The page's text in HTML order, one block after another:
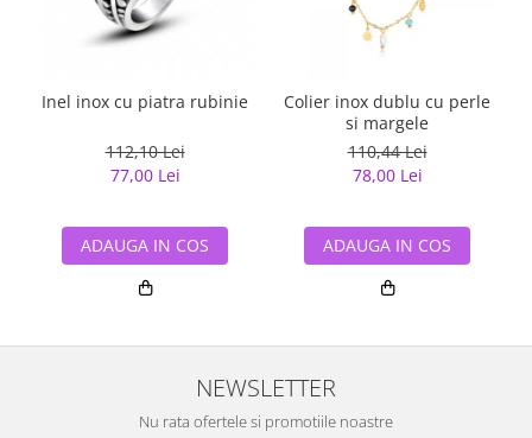
Inel inox cu piatra rubinie
112,10 Lei
77,00 Lei
ADAUGA IN COS
Colier inox dublu cu perle
si margele
110,44 Lei
78,00 Lei
ADAUGA IN COS
NEWSLETTER
Nu rata ofertele si promotiile noastre